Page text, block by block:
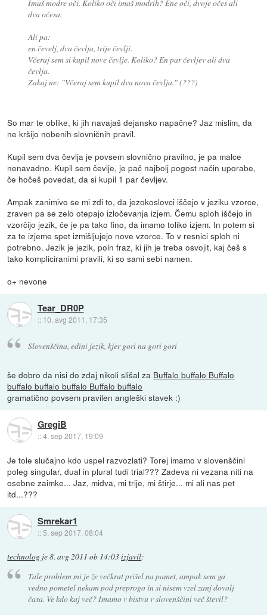
Imaš modre oči. Koliko oči imaš modrih? Ene oči, dvoje očes ali
dva očesa.
Ali pa:
en čevelj, dva čevlja, trije čevlji.
Včeraj sem si kupil nove čevlje. Koliko? En par čevljev ali dva
čevlja.
Zakaj ne: "Včeraj sem kupil dva nova čevlja." (???)
So mar te oblike, ki jih navajaš dejansko napačne? Jaz mislim, da
ne kršijo nobenih slovničnih pravil.
Kupil sem dva čevlja je povsem slovnično pravilno, je pa malce
nenavadno. Kupil sem čevlje, je pač najbolj pogost način uporabe,
če hočeš povedat, da si kupil 1 par čevljev.
Ampak zanimivo se mi zdi to, da jezokoslovci iščejo v jeziku vzorce,
zraven pa se zelo otepajo izločevanja izjem. Čemu sploh iščejo in
vzorčijo jezik, če je pa tako fino, da imamo toliko izjem. In potem si
za te izjeme spet izmišljujejo nove vzorce. To v resnici sploh ni
potrebno. Jezik je jezik, poln fraz, ki jih je treba osvojit, kaj češ s
tako kompliciranimi pravili, ki so sami sebi namen.
o+ nevone
Tear_DR0P
:: 10. avg 2011, 17:35
Slovenščina, edini jezik, kjer gori na gori gori
še dobro da nisi do zdaj nikoli slišal za Buffalo buffalo Buffalo
buffalo buffalo buffalo Buffalo buffalo
gramatično povsem pravilen angleški stavek :)
GregiB
::4. sep 2017, 19:09
Je tole slučajno kdo uspel razvozlati? Torej imamo v slovenščini
poleg singular, dual in plural tudi trial??? Zadeva ni vezana niti na
osebne zaimke... Jaz, midva, mi trije, mi štirje... mi ali nas pet
itd...???
Smrekar1
:: 5. sep 2017, 08:04
technolog je8. avg 2011 ob 14:03izjavil:
Tale problem mi je že večkrat prišel na pamet, ampak sem ga
vedno pometel nekam pod preprogo in si nisem vzel zanj dovolj
časa. Ve kdo kaj več? Imamo v bistvu v slovenščini več števil?